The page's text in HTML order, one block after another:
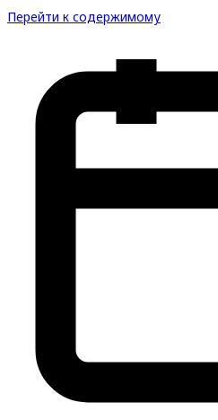
Перейти к содержимому